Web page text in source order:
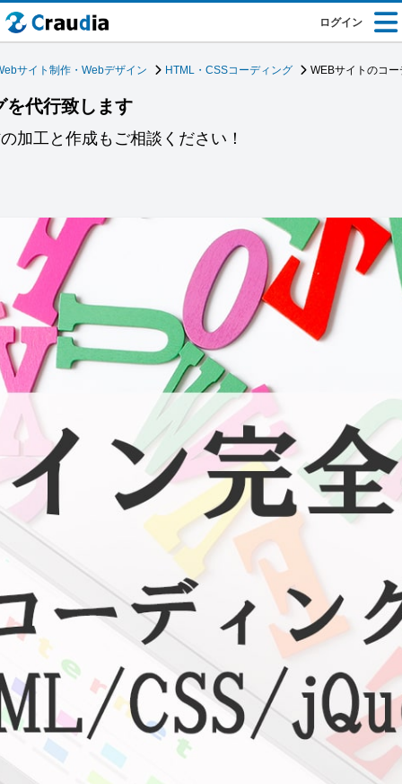
ログイン
サイト制作・Webデザイン HTML・CSSコーディング WEBサイトのコ
を代行致します
加工と作成もご相談ください！